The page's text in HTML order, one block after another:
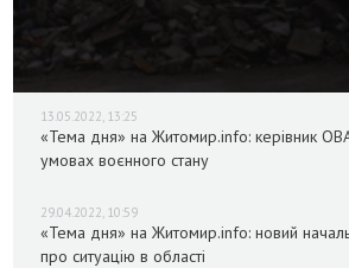
13.05.2022, 13:25
«Тема дня» на Житомир.info: керівник
умовах воєнного стану
29.04.2022, 10:59
«Тема дня» на Житомир.info: новий
про ситуацію в області